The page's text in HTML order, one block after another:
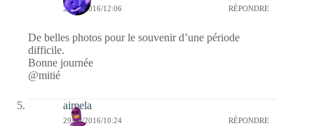
29/03/2016/12:06 RÉPONDRE
De belles photos pour le souvenir d’une période
difficile.
Bonne journée
@mitié
aimela
29/03/2016/10:24 RÉPONDRE